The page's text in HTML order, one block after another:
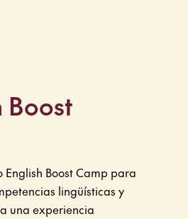
Boost
English Boost Camp para
lingüísticas y
una experiencia